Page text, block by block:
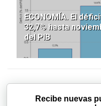
ECONOMÍA. El
32,7% hasta
del PIB
Recibe nuevas